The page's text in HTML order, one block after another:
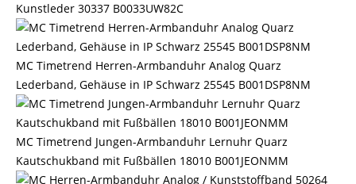
Kunstleder 30337 B0033UW82C
MC Timetrend Herren-Armbanduhr Analog Quarz
Lederband, Gehäuse in IP Schwarz 25545 B001DSP8NM
MC Timetrend Jungen-Armbanduhr Lernuhr Quarz
Kautschukband mit Fußbällen 18010 B001JEONMM